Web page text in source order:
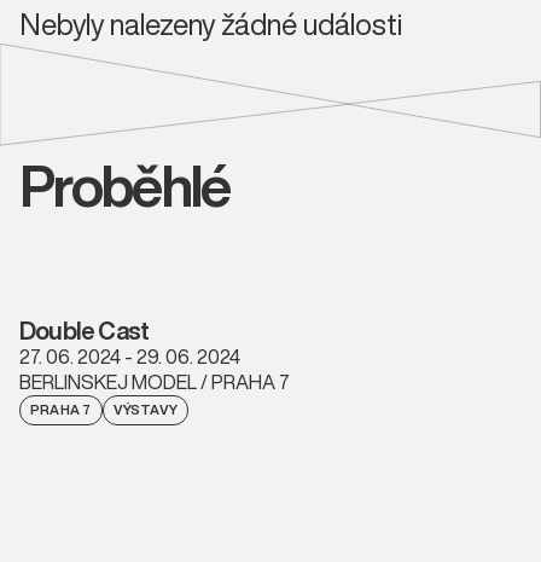
Nebyly nalezeny žádné události
Proběhlé
Double Cast
27. 06. 2024 - 29. 06. 2024
BERLINSKEJ MODEL / PRAHA 7
PRAHA 7 VÝSTAVY